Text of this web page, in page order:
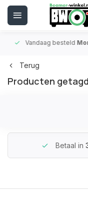
Vandaag besteld
Terug
Producten
Betaal in